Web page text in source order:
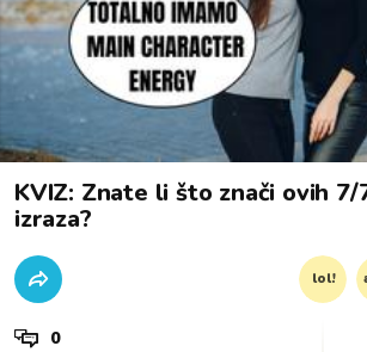
KVIZ: Znate li što znači ovih 7/
izraza?
lol!
0